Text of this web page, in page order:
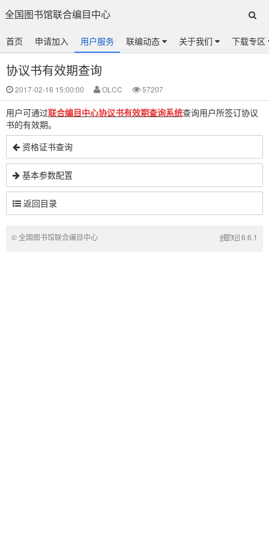
全国图书馆联合编目中心
首页 申请加入 用户服务 联编动态 关于我们 下载专区
协议书有效期查询
2017-02-16 15:00:00 OLCC 57207
用户可通过联合编目中心协议书有效期查询系统查询用户所签订协议
书的有效期。
资格证书查询
基本参数配置
返回目录
© 全国图书馆联合编目中心 6.6.1